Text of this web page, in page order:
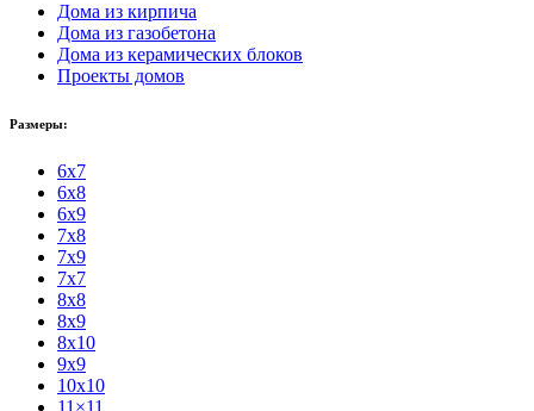
Дома из кирпича
Дома из газобетона
Дома из керамических блоков
Проекты домов
Размеры:
6x7
6x8
6x9
7x8
7x9
7x7
8x8
8x9
8x10
9x9
10x10